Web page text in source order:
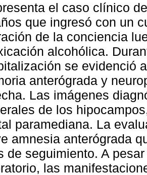
el caso clínico
que ingresó con un
de la conciencia
alcohólica.
se evidenció
anterógrada y
Las imágenes
de los
paramediana. La
amnesia anterógrada
de seguimiento. A
las